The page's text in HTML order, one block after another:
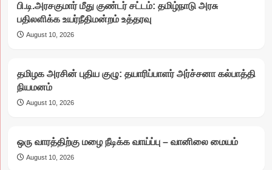
பி.டி.அரசகுமார் மீது குண்டர் சட்டம்: தமிழ்நாடு அரசு
பதிலளிக்க உயர்நீதிமன்றம் உத்தரவு
August 10, 2026
தமிழக அரசின் புதிய குழு: தயாரிப்பாளர் அர்ச்சனா கல்பாத்தி
நியமனம்
August 10, 2026
ஒரு வாரத்திற்கு மழை நீடிக்க வாய்ப்பு – வானிலை மையம்
August 10, 2026